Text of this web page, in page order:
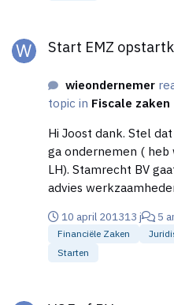
Start EMZ
wieondernemer
topic in Fiscale zaken
Hi Joost dank. Stel dat ik direct uit de stamrecht BV
ga ondernemen ( heb
LH). Stamrecht BV gaat dan zelf actef worden in
advies werkzaamheden. Voorlopig geen
ondernemen vanuit
inhouding van loonheffing? Moet ik
holdingstructuur
10 april 201313 j 5
Financiële Zaken
Starten